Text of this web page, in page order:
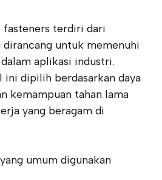
terdiri dari
dirancang untuk memenuhi
aplikasi industri.
ini dipilih berdasarkan daya
kemampuan tahan lama
yang beragam di
umum digunakan